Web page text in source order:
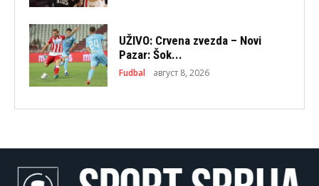
UŽIVO: Crvena zvezda – Novi
Pazar: Šok...
Fudbal август 8, 2026